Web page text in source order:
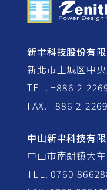
新聿科技股份有
新北市土城区中
TEL. +886-2-
FAX. +886-2-
中山新聿科技有
中山市南朗镇大
TEL. 0760-